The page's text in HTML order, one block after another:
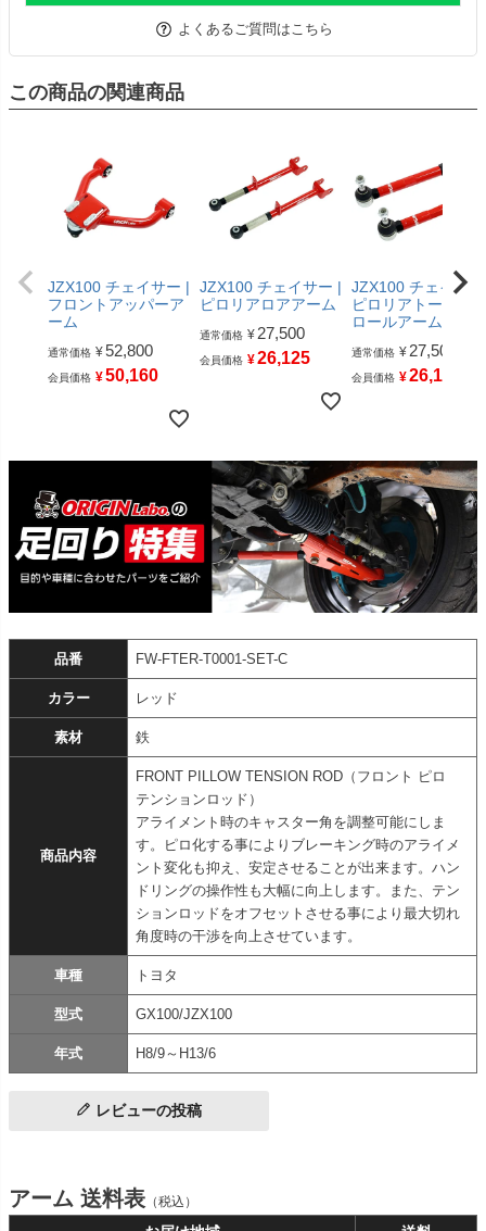
よくあるご質問はこちら
この商品の関連商品
JZX100 チェイサー |
フロントアッパーア
ーム
通常価格 ¥52,800
会員価格 ¥50,160
JZX100 チェイサー |
ピロリアロアアーム
通常価格 ¥ 27,500
会員価格 ¥26,125
JZX100 チェイサ
ピロリアトーコン
ロールアーム
通常価格 ¥ 27,500
会員価格 ¥26,125
品番 FW-FTER-T0001-SET-C
カラー レッド
素材 鉄
商品内容
FRONT PILLOW TENSION ROD（フロント ピロ
テンションロッド）
アライメント時のキャスター角を調整可能にしま
す。ピロ化する事によりブレーキング時のアライメ
ント変化も抑え、安定させることが出来ます。ハン
ドリングの操作性も大幅に向上します。また、テン
ションロッドをオフセットさせる事により最大切れ
角度時の干渉を向上させています。
車種 トヨタ
型式 GX100/JZX100
年式 H8/9～H13/6
レビューの投稿
アーム 送料表 （税込）